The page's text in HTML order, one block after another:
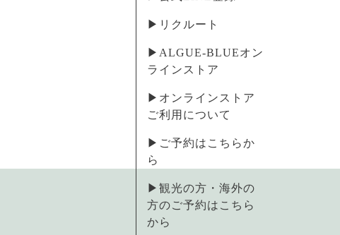
▶︎リクルート
▶︎ALGUE-BLUEオン
ラインストア
▶︎オンラインストア
ご利用について
▶︎ご予約はこちらか
ら
▶︎観光の方・海外の
方のご予約はこちら
から